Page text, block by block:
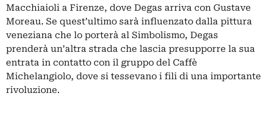
Macchiaioli a Firenze, dove Degas arriva con Gustave
Moreau. Se quest’ultimo sarà influenzato dalla pittura
veneziana che lo porterà al Simbolismo, Degas
prenderà un’altra strada che lascia presupporre la sua
entrata in contatto con il gruppo del Caffè
Michelangiolo, dove si tessevano i fili di una importante
rivoluzione.